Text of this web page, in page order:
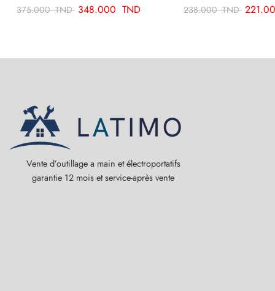
375.000TND 348.000 TND 238.000TND
Vente d’outillage a main et électroportatifs
garantie 12 mois et service-après vente